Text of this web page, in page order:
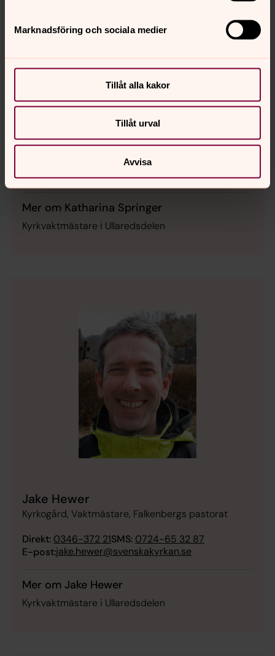
Marknadsföring och sociala medier
Tillåt alla kakor
Tillåt urval
Avvisa
Katharina Springer
Kyrkogård, Vaktmästare, Falkenbergs pastorat
SMS:0724-65 32 89
E-post:katharina.springer@svenskakyrkan.se
Mer om Katharina Springer
Kyrkvaktmästare i Ullaredsdelen
Jake Hewer
Kyrkogård, Vaktmästare, Falkenbergs pastorat
Direkt: 0346-372 21SMS: 0724-65 32 87
E-post:jake.hewer@svenskakyrkan.se
Mer om Jake Hewer
Kyrkvaktmästare i Ullaredsdelen